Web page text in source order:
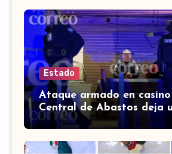
Estado
Ataque armado en
Central de Abastos deja
muerto en León